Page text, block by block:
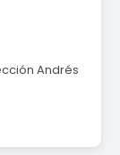
Andrés